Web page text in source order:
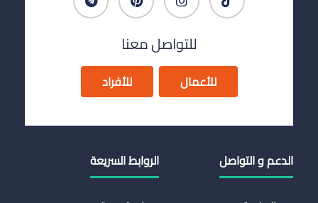
للتواصل معنا
للأعمال للأفراد
الدعم و التواصل الروابط السريعة